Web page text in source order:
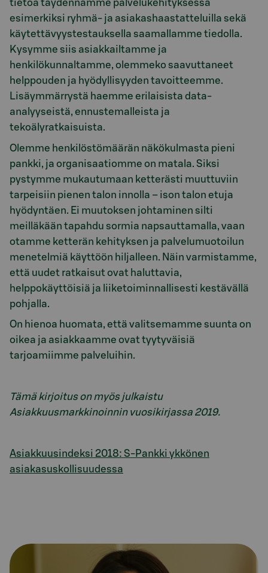
tietoa täydennämme palvelukehityksessä
esimerkiksi ryhmä- ja asiakashaastatteluilla sekä
käytettävyystestauksella saamallamme tiedolla.
Kysymme siis asiakkailtamme ja
henkilökunnaltamme, olemmeko saavuttaneet
helppouden ja hyödyllisyyden tavoitteemme.
Lisäymmärrystä haemme erilaisista data-
analyyseistä, ennustemalleista ja
tekoälyratkaisuista.
Olemme henkilöstömäärän näkökulmasta pieni
pankki, ja organisaatiomme on matala. Siksi
pystymme mukautumaan ketterästi muuttuviin
tarpeisiin pienen talon innolla – ison talon etuja
hyödyntäen. Ei muutoksen johtaminen silti
meilläkään tapahdu sormia napsauttamalla, vaan
otamme ketterän kehityksen ja palvelumuotoilun
menetelmiä käyttöön hiljalleen. Näin varmistamme,
että uudet ratkaisut ovat haluttavia,
helppokäyttöisiä ja liiketoiminnallisesti kestävällä
pohjalla.
On hienoa huomata, että valitsemamme suunta on
oikea ja asiakkaamme ovat tyytyväisiä
tarjoamiimme palveluihin.
Tämä kirjoitus on myös julkaistu
Asiakkuusmarkkinoinnin vuosikirjassa 2019.
Asiakkuusindeksi 2018: S-Pankki ykkönen
asiakasuskollisuudessa